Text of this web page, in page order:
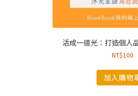
活成一道光：打造個人
NT$100
加入購物